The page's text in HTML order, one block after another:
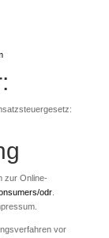
zur Online-
odr
vor